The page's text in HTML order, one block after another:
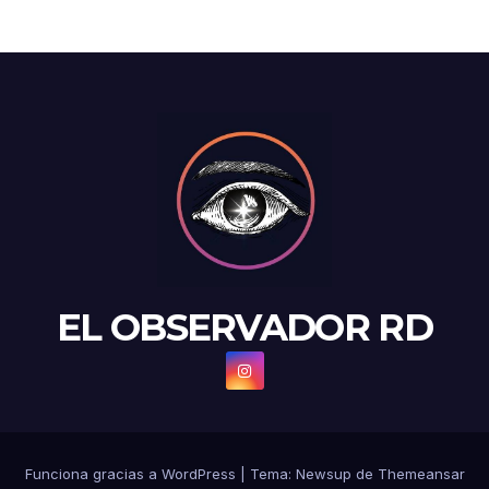
EL OBSERVADOR RD
Funciona gracias a WordPress Tema: Newsup de Themeansar